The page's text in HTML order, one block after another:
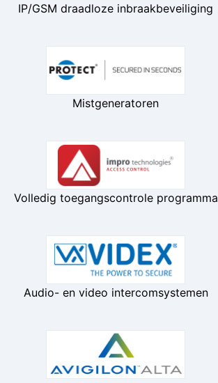
IP/GSM draadloze inbraakbeveiliging
Mistgeneratoren
Volledig toegangscontrole programma
Audio- en video intercomsystemen